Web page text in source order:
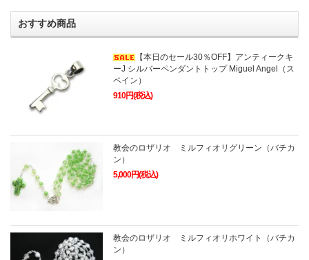
おすすめ商品
【本日のセール30％OFF】アンティークキ
ーJ シルバーペンダントトップ Miguel Angel（ス
ペイン）
910円(税込)
教会のロザリオ ミルフィオリグリーン（バチカ
ン）
5,000円(税込)
教会のロザリオ ミルフィオリホワイト（バチカ
ン）